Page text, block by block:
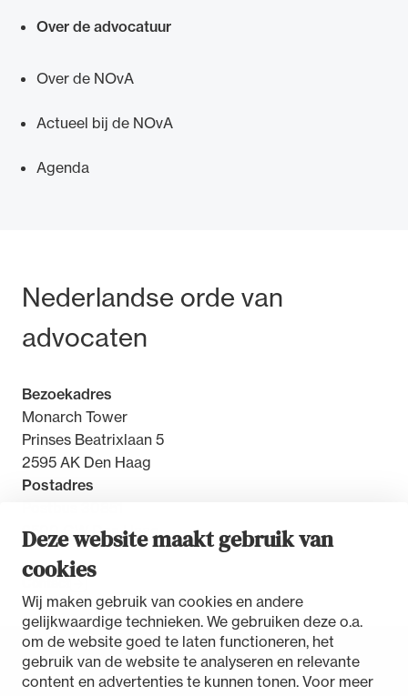
Deze website maakt gebruik van
cookies
Wij maken gebruik van cookies en andere
gelijkwaardige technieken. We gebruiken deze o.a.
om de website goed te laten functioneren, het
gebruik van de website te analyseren en relevante
content en advertenties te kunnen tonen. Voor meer
Over de advocatuur
Over de NOvA
Actueel bij de NOvA
Agenda
Bezoek- en postadres
Nederlandse orde van
advocaten
Bezoekadres
Monarch Tower
Prinses Beatrixlaan 5
2595 AK Den Haag
Postadres
2500 GW Den Haag
Toegankelijkheidsverklaring